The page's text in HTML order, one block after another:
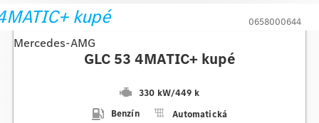
Mercedes-AMG
GLC 53 4MATIC+ kupé
330 kW/449 k
Benzín
Automatická
0658000644